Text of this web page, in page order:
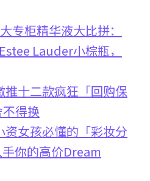
专柜精华液大比拼：
Lauder小棕瓶，
推十二款疯狂「回购保
得换
资女孩必懂的「彩妆分
你的高价Dream